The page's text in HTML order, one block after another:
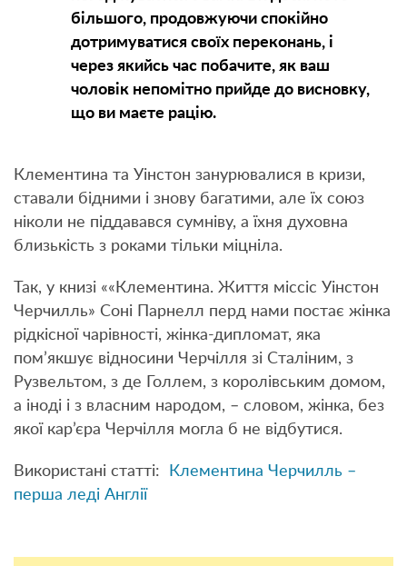
більшого, продовжуючи спокійно
дотримуватися своїх переконань, і
через якийсь час побачите, як ваш
чоловік непомітно прийде до висновку,
що ви маєте рацію.
Клементина та Уінстон занурювалися в кризи,
ставали бідними і знову багатими, але їх союз
ніколи не піддавався сумніву, а їхня духовна
близькість з роками тільки міцніла.
Так, у книзі ««Клементина. Життя міссіс Уінстон
Черчилль» Соні Парнелл перд нами постає жінка
рідкісної чарівності, жінка-дипломат, яка
пом’якшує відносини Черчілля зі Сталіним, з
Рузвельтом, з де Голлем, з королівським домом,
а іноді і з власним народом, – словом, жінка, без
якої кар’єра Черчілля могла б не відбутися.
Використані статті:
Клементина Черчилль –
перша леді Англії